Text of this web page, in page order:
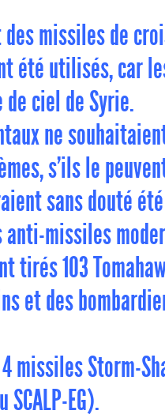
missiles de
été utilisés, car
ciel de Syrie.
ne
s’ils le
sans douté
missiles
tirés 103
et des
missiles Storm-
EG).